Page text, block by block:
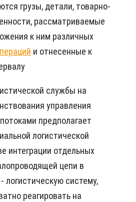
грузы, детали, товарно-
рассматриваемые
к ним различных
и отнесенные к
службы на
управления
предполагает
логистической
интеграции отдельных
цепи в
логистическую систему,
реагировать на